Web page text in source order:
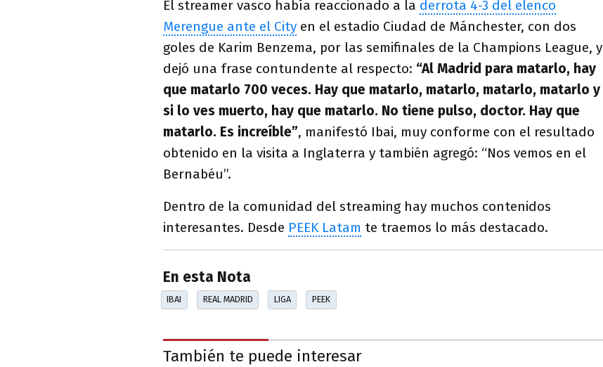
El streamer vasco había reaccionado a la derrota 4-3 del elenco
Merengue ante el City en el estadio Ciudad de Mánchester, con dos
goles de Karim Benzema, por las semifinales de la Champions League, y
dejó una frase contundente al respecto: “Al Madrid para matarlo, hay
que matarlo 700 veces. Hay que matarlo, matarlo, matarlo, matarlo y
si lo ves muerto, hay que matarlo. No tiene pulso, doctor. Hay que
matarlo. Es increíble”, manifestó Ibai, muy conforme con el resultado
obtenido en la visita a Inglaterra y también agregó: “Nos vemos en el
Bernabéu”.
Dentro de la comunidad del streaming hay muchos contenidos
interesantes. Desde PEEK Latam te traemos lo más destacado.
En esta Nota
IBAI REAL MADRID LIGA PEEK
También te puede interesar